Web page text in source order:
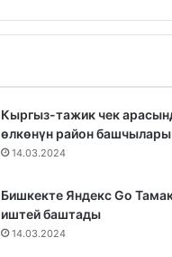
Кыргыз-тажик чек
өлкөнүн район
14.03.2024
Бишкекте Яндекс Go
иштей баштады
14.03.2024